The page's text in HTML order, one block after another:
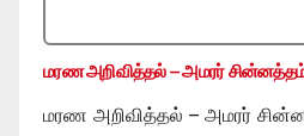
மரண அறிவித்தல் – அமரர்
மரண அறிவித்தல் – அமரர்